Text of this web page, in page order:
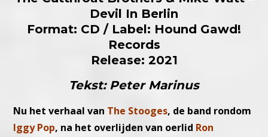
Devil In Berlin
Format: CD / Label: Hound Gawd!
Records
Release: 2021
Tekst: Peter Marinus
Nu het verhaal van The Stooges, de band rondom
Iggy Pop, na het overlijden van oerlid Ron